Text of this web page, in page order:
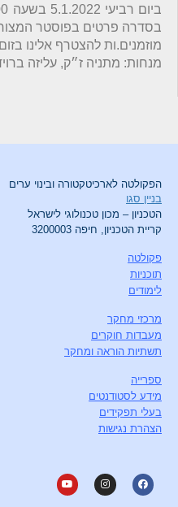
בסדרה פרטים בפוסטר
מוזמנים.ות להצטרף אלינו
מנחות: מתניה ז״ק, עליזה
הפקולטה לארכיטקטורה ובינוי ערים
בניין סגו
הטכניון – מכון טכנולוגי לישראל
קריית הטכניון, חיפה 3200003
פקולטה
תוכניות
לימודים
מרכזי מחקר
מעבדות חוקרים
תשתיות הוראה ומחקר
ספרייה
מידע לסטודנטים
בעלי תפקידים
הצהרת נגישות